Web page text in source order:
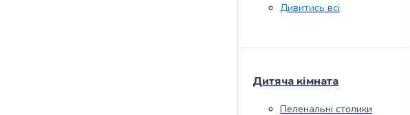
Дивитись всі
Дитяча кімната
Пеленальні столики